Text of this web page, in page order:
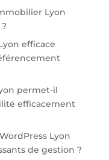
Lyon
efficace
permet-il
efficacement
Lyon
de gestion ?